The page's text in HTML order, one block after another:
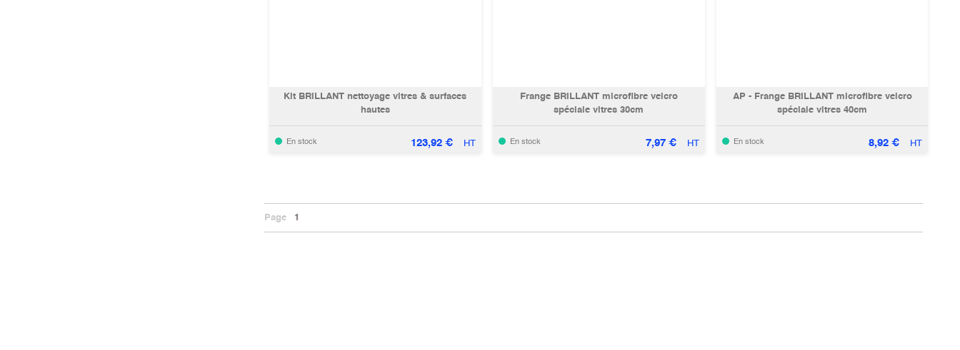
Kit BRILLANT nettoyage vitres & surfaces
hautes
En stock 123,92€ HT
Frange BRILLANT microfibre velcro
spéciale vitres 30cm
En stock 7,97€ HT
AP - Frange BRILLANT microfibre velcro
spéciale vitres 40cm
En stock 8,92 € HT
Page 1